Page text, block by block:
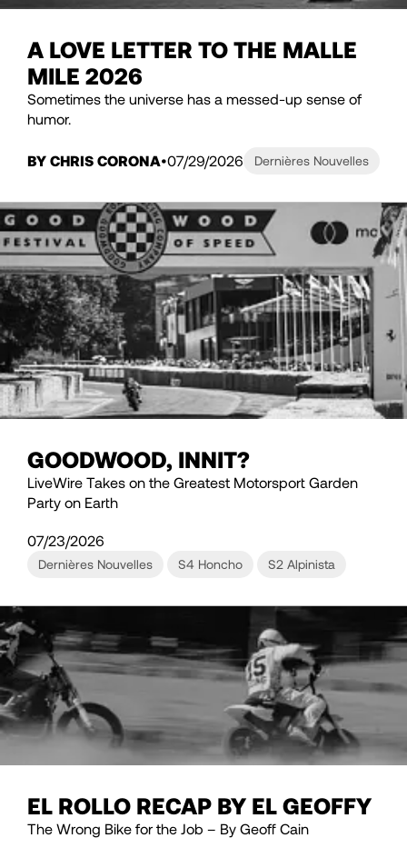
A LOVE LETTER TO THE MALLE
MILE 2026
Sometimes the universe has a messed-up sense of
humor.
BY CHRIS CORONA 07/29/2026 Dernières Nouvelles
GOODWOOD, INNIT?
LiveWire Takes on the Greatest Motorsport Garden
Party on Earth
07/23/2026
Dernières Nouvelles S4 Honcho S2 Alpinista
EL ROLLO RECAP BY EL GEOFFY
The Wrong Bike for the Job – By Geoff Cain